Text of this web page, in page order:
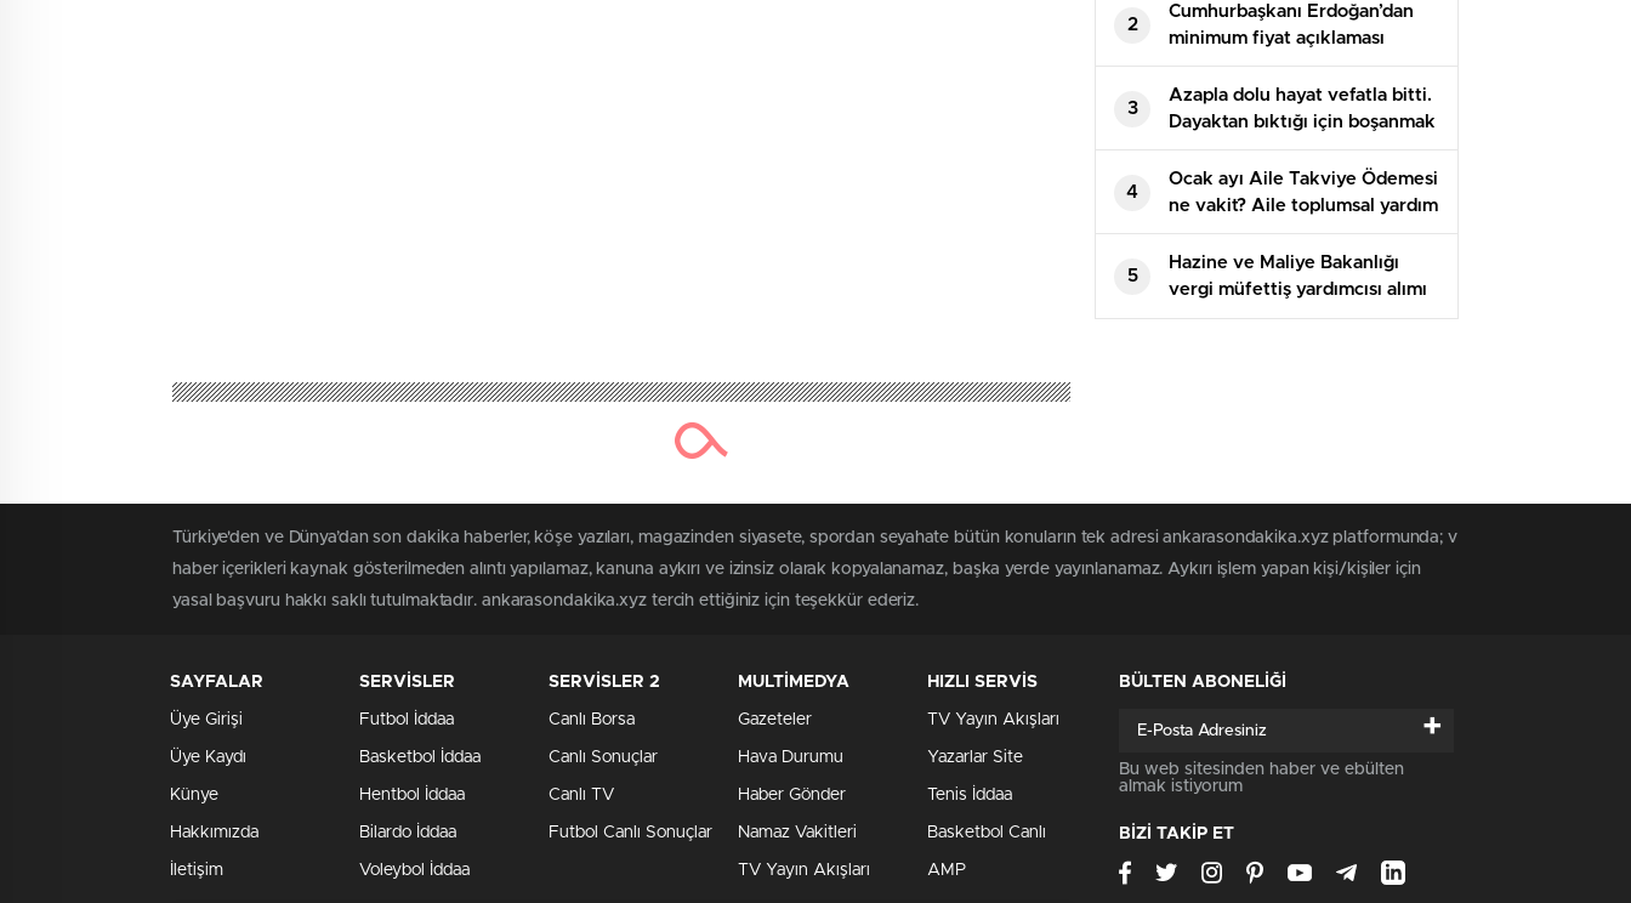
2
Cumhurbaşkanı Erdoğan’dan
minimum fiyat açıklaması
3
Azapla dolu hayat vefatla bitti.
Dayaktan bıktığı için boşanmak
istemiş
4
Ocak ayı Aile Takviye Ödemesi
ne vakit? Aile toplumsal yardım
paralarının ödemesi bekleniyor
5
Hazine ve Maliye Bakanlığı
vergi müfettiş yardımcısı alımı
müracaatları ne vakit
Türkiye'den ve Dünya’dan son dakika haberler, köşe yazıları, magazinden siyasete, spordan seyahate bütün konuların tek adresi ankarasondakika.xyz platformunda; v
haber içerikleri kaynak gösterilmeden alıntı yapılamaz, kanuna aykırı ve izinsiz olarak kopyalanamaz, başka yerde yayınlanamaz. Aykırı işlem yapan kişi/kişiler için
yasal başvuru hakkı saklı tutulmaktadır. ankarasondakika.xyz tercih ettiğiniz için teşekkür ederiz.
SAYFALAR
Üye Girişi
Üye Kaydı
Künye
Hakkımızda
İletişim
SERVİSLER
Futbol İddaa
Basketbol İddaa
Hentbol İddaa
Bilardo İddaa
Voleybol İddaa
SERVİSLER 2
Canlı Borsa
Canlı Sonuçlar
Canlı TV
Futbol Canlı Sonuçlar
MULTİMEDYA
Gazeteler
Hava Durumu
Haber Gönder
Namaz Vakitleri
TV Yayın Akışları
HIZLI SERVİS
TV Yayın Akışları
Yazarlar Site
Tenis İddaa
Basketbol Canlı
AMP
BÜLTEN ABONELİĞİ
+
Bu web sitesinden haber ve ebülten
almak istiyorum
BİZİ TAKİP ET